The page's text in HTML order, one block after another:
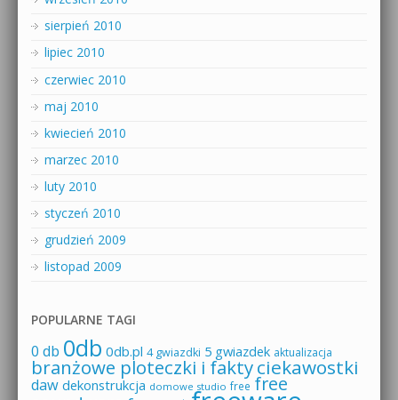
sierpień 2010
lipiec 2010
czerwiec 2010
maj 2010
kwiecień 2010
marzec 2010
luty 2010
styczeń 2010
grudzień 2009
listopad 2009
POPULARNE TAGI
0 db 0db 0db.pl 4 gwiazdki 5 gwiazdek aktualizacja
branżowe ploteczki i faktyciekawostki
daw dekonstrukcja domowe studio free free